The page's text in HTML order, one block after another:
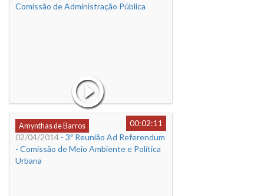
Comissão de Administração Pública
Amynthas de Barros
00:02:11
02/04/2014 - 3ª Reunião Ad Referendum
- Comissão de Meio Ambiente e Política
Urbana